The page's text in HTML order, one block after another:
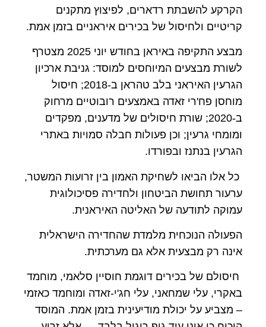
הקרקע להשבתת רדארים, לפיצוץ מתקנים
קריטיים ולחיסול של בכירים איראניים בזמן אמת.
מבצע התקיפה באיראן בחודש יוני 2025 מצטרף
לשורת מבצעים המיוחסים למוסד: גניבת ארכיון
הגרעין האיראני בלב טהראן ב-2018; חיסול
מוחסן פח'רי זאדה באמצעים רובוטיים מרחוק
ב-2020; שורת חיסולים של מדענים, מפקדים
ומומחי גרעין; וכן פעולות חבלה סמויות באתרי
הגרעין בנתנז ובפורדו.
כל אלו הביאו לשחיקת האמון בין זרועות המשטר,
ערעור תחושת הביטחון ולחדירה פסיכולוגית
עמוקה לתודעה של האליטה האיראנית.
הפעולה הנוכחית מלמדת שהחדירה הישראלית
אינה רק מבצעית אלא גם מערכתית.
חיסולם של בכירים דוגמת חוסיין סלאמי, מוחמד
באקרי, עלי שמחאני, עלי חג'י-זאדה ומוחמד כאזמי
– מצביע על יכולת מודיעינית בזמן אמת. המוסד